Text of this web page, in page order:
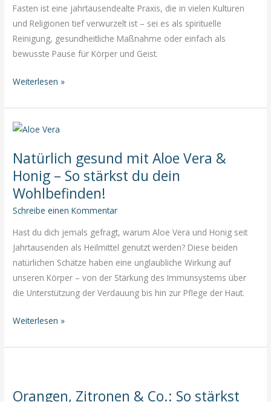
Fasten ist eine jahrtausendealte Praxis, die in vielen Kulturen
und Religionen tief verwurzelt ist – sei es als spirituelle
Reinigung, gesundheitliche Maßnahme oder einfach als
bewusste Pause für Körper und Geist.
Fasten
Intervallfasten:
Was
in
deinem
Körper?
Weiterlesen »
Natürlich gesund mit Aloe Vera &
Honig – So stärkst du dein
Wohlbefinden!
Schreibe einen Kommentar
Hast du dich jemals gefragt, warum Aloe Vera und Honig seit
Jahrtausenden als Heilmittel genutzt werden? Diese beiden
natürlichen Schätze haben eine unglaubliche Wirkung auf
unseren Körper – von der Stärkung des Immunsystems über
die Unterstützung der Verdauung bis hin zur Pflege der Haut.
Natürlich
mit
&
Weiterlesen »
Orangen, Zitronen & Co.: So stärkst